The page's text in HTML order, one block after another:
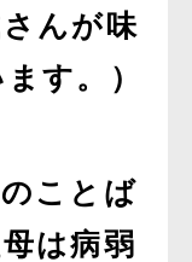
んが味
す。）
ことば
は病弱